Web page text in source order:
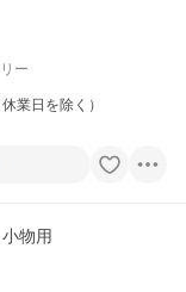
ー
業日を除く）
物用